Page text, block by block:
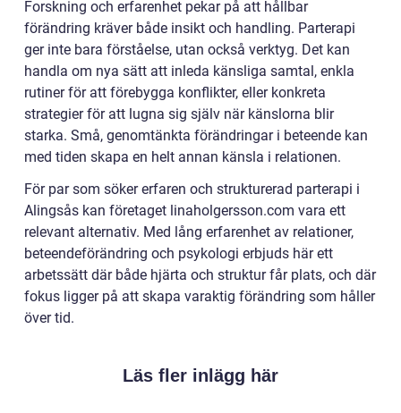
Forskning och erfarenhet pekar på att hållbar
förändring kräver både insikt och handling. Parterapi
ger inte bara förståelse, utan också verktyg. Det kan
handla om nya sätt att inleda känsliga samtal, enkla
rutiner för att förebygga konflikter, eller konkreta
strategier för att lugna sig själv när känslorna blir
starka. Små, genomtänkta förändringar i beteende kan
med tiden skapa en helt annan känsla i relationen.
För par som söker erfaren och strukturerad parterapi i
Alingsås kan företaget linaholgersson.com vara ett
relevant alternativ. Med lång erfarenhet av relationer,
beteendeförändring och psykologi erbjuds här ett
arbetssätt där både hjärta och struktur får plats, och där
fokus ligger på att skapa varaktig förändring som håller
över tid.
Läs fler inlägg här